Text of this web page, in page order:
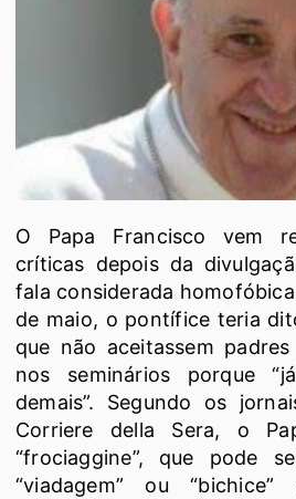
O Papa Francisco vem
críticas depois da
fala considerada
de maio, o pontífice teria
que não aceitassem
nos seminários porque
demais”. Segundo os
Corriere della Sera, o
“frociaggine”, que pode
“viadagem” ou